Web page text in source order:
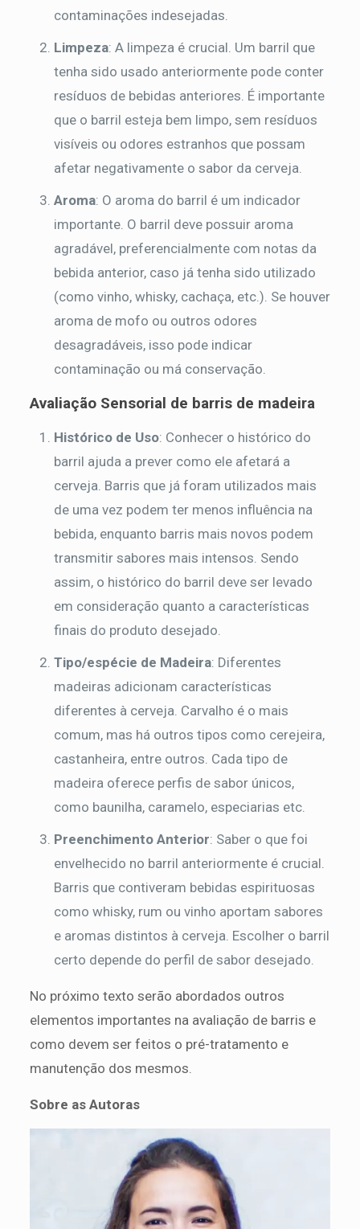
contaminações indesejadas.
Limpeza: A limpeza é crucial. Um barril que
tenha sido usado anteriormente pode conter
resíduos de bebidas anteriores. É importante
que o barril esteja bem limpo, sem resíduos
visíveis ou odores estranhos que possam
afetar negativamente o sabor da cerveja.
Aroma: O aroma do barril é um indicador
importante. O barril deve possuir aroma
agradável, preferencialmente com notas da
bebida anterior, caso já tenha sido utilizado
(como vinho, whisky, cachaça, etc.). Se houver
aroma de mofo ou outros odores
desagradáveis, isso pode indicar
contaminação ou má conservação.
Avaliação Sensorial de barris de madeira
Histórico de Uso: Conhecer o histórico do
barril ajuda a prever como ele afetará a
cerveja. Barris que já foram utilizados mais
de uma vez podem ter menos influência na
bebida, enquanto barris mais novos podem
transmitir sabores mais intensos. Sendo
assim, o histórico do barril deve ser levado
em consideração quanto a características
finais do produto desejado.
Tipo/espécie de Madeira: Diferentes
madeiras adicionam características
diferentes à cerveja. Carvalho é o mais
comum, mas há outros tipos como cerejeira,
castanheira, entre outros. Cada tipo de
madeira oferece perfis de sabor únicos,
como baunilha, caramelo, especiarias etc.
Preenchimento Anterior: Saber o que foi
envelhecido no barril anteriormente é crucial.
Barris que contiveram bebidas espirituosas
como whisky, rum ou vinho aportam sabores
e aromas distintos à cerveja. Escolher o barril
certo depende do perfil de sabor desejado.
No próximo texto serão abordados outros
elementos importantes na avaliação de barris e
como devem ser feitos o pré-tratamento e
manutenção dos mesmos.
Sobre as Autoras